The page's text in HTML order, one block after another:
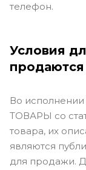
телефон.
Условия
продаются
Во
ТОВАРЫ со
товара, их
являются
для продажи.